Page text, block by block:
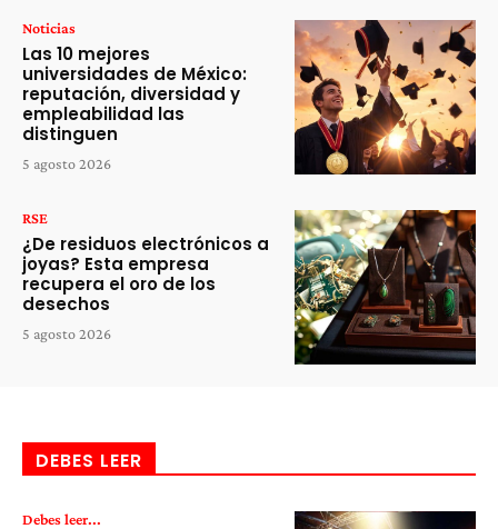
Noticias
Las 10 mejores
universidades de México:
reputación, diversidad y
empleabilidad las
distinguen
5 agosto 2026
RSE
¿De residuos electrónicos a
joyas? Esta empresa
recupera el oro de los
desechos
5 agosto 2026
DEBES LEER
Debes leer...